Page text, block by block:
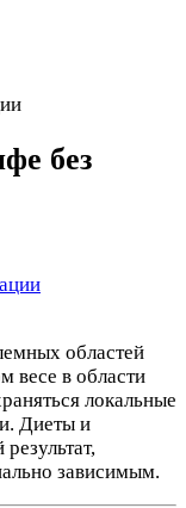
без
областей
весе в области
локальные
Диеты и
зависимым.